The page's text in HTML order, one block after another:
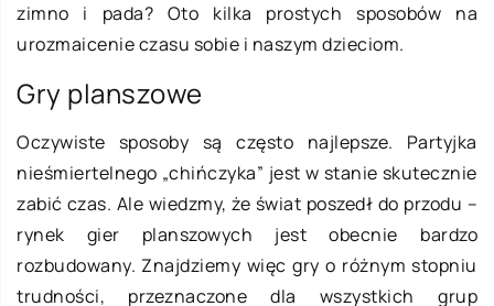
zimno i pada? Oto kilka prostych sposobów na
urozmaicenie czasu sobie i naszym dzieciom.
Gry planszowe
Oczywiste sposoby są często najlepsze. Partyjka
nieśmiertelnego „chińczyka” jest w stanie skutecznie
zabić czas. Ale wiedzmy, że świat poszedł do przodu –
rynek gier planszowych jest obecnie bardzo
rozbudowany. Znajdziemy więc gry o różnym stopniu
trudności, przeznaczone dla wszystkich grup